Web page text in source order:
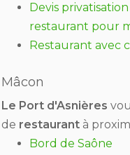
Devis
restaurant pour
Restaurant avec
Mâcon
Le Port d'Asnières
de restaurant à
Bord de Saône